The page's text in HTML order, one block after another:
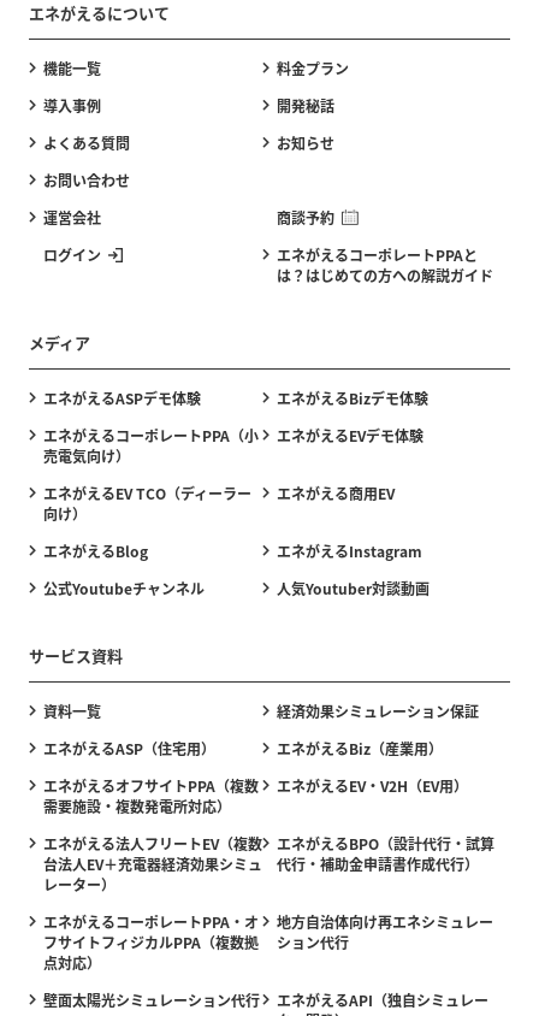
エネがえるについて
機能一覧
料金プラン
導入事例
開発秘話
よくある質問
お知らせ
お問い合わせ
運営会社
商談予約
ログイン
エネがえるコーポレートPPAと
は？はじめての方への解説ガイド
メディア
エネがえるASPデモ体験
エネがえるBizデモ体験
エネがえるコーポレートPPA（小
売電気向け）
エネがえるEVデモ体験
エネがえるEV TCO（ディーラー
向け）
エネがえる商用EV
エネがえるBlog
エネがえるInstagram
公式Youtubeチャンネル
人気Youtuber対談動画
サービス資料
資料一覧
経済効果シミュレーション保証
エネがえるASP（住宅用）
エネがえるBiz（産業用）
エネがえるオフサイトPPA（複数
需要施設・複数発電所対応）
エネがえるEV・V2H（EV用）
エネがえる法人フリートEV（複数
台法人EV＋充電器経済効果シミュ
レーター）
エネがえるBPO（設計代行・試算
代行・補助金申請書作成代行）
エネがえるコーポレートPPA・オ
フサイトフィジカルPPA（複数拠
点対応）
地方自治体向け再エネシミュレー
ション代行
壁面太陽光シミュレーション代行
エネがえるAPI（独自シミュレー